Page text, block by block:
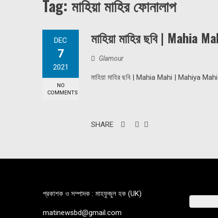
Tag: মাহিয়া মাহির ফোনালাপ
DEC
7
2021
NO
COMMENTS
মাহিয়া মাহির ছবি | Mahia
Glamour
মাহিয়া মাহির ছবি | Mahia Mahi | Mahiya
SHARE
প্রকাশক ও সম্পাদক : মাহফুজুল হক (UK)
matinewsbd@gmail.com